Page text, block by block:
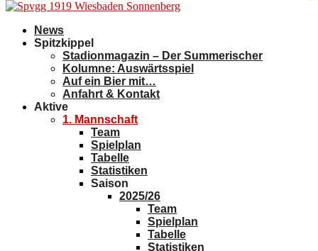
News
Spitzkippel
Stadionmagazin – Der Summerischer
Kolumne: Auswärtsspiel
Auf ein Bier mit…
Anfahrt & Kontakt
Aktive
1. Mannschaft
Team
Spielplan
Tabelle
Statistiken
Saison
2025/26
Team
Spielplan
Tabelle
Statistiken